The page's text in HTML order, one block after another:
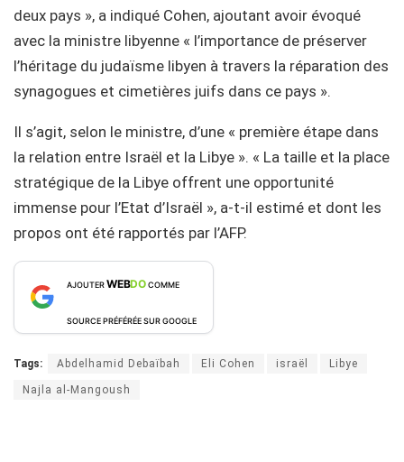
deux pays », a indiqué Cohen, ajoutant avoir évoqué
avec la ministre libyenne « l’importance de préserver
l’héritage du judaïsme libyen à travers la réparation des
synagogues et cimetières juifs dans ce pays ».
Il s’agit, selon le ministre, d’une « première étape dans
la relation entre Israël et la Libye ». « La taille et la place
stratégique de la Libye offrent une opportunité
immense pour l’Etat d’Israël », a-t-il estimé et dont les
propos ont été rapportés par l’AFP.
AJOUTERWEBDOCOMME
SOURCE PRÉFÉRÉE SUR GOOGLE
Tags: Abdelhamid Debaïbah Eli Cohen israël Libye
Najla al-Mangoush